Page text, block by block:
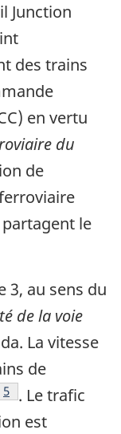
Junction
des trains
en vertu
du
de
partagent le
3, au sens du
de la voie
La vitesse
de
5 . Le trafic
est